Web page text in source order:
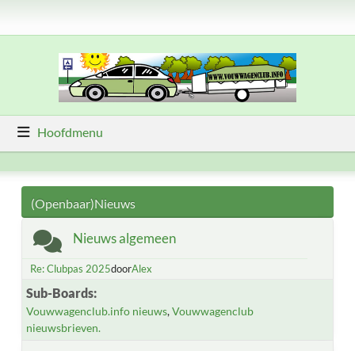
Hoofdmenu
(Openbaar)Nieuws
Nieuws algemeen
Re: Clubpas 2025doorAlex
Sub-Boards
Vouwwagenclub.info nieuws Vouwwagenclub
nieuwsbrieven.